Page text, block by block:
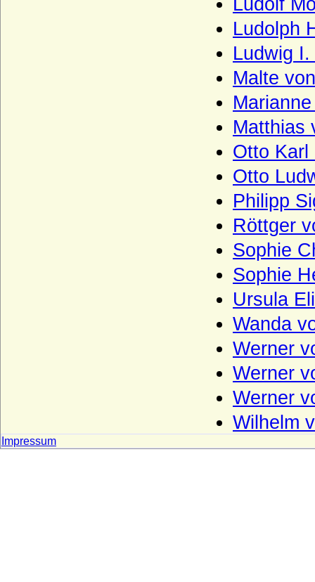
Ludolf
Ludolph
Ludwig
Malte
Matthias
Otto Karl
Otto
Philipp
Röttger
Sophie
Sophie
Ursula
Wanda
Werner
Werner
Werner
Wilhelm
Impressum